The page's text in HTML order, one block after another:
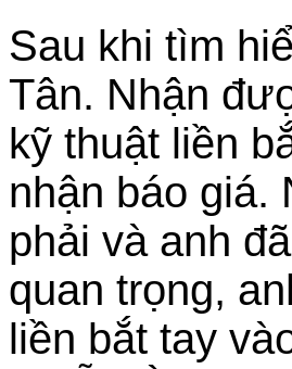
Sau khi tìm
Tân. Nhận
kỹ thuật liền
nhận báo giá.
phải và anh
quan trọng,
liền bắt tay